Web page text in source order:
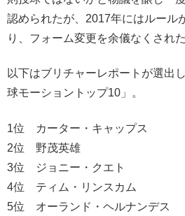
認められたが、2017年にはルール
り、フォーム変更を余儀なくされた
以下はブリチャーレポートが選出
球モーショントップ10」。
1位 カーター・キャップス
2位 野茂英雄
3位 ジョニー・クエト
4位 ティム・リンスカム
5位 オーランド・ヘルナンデス